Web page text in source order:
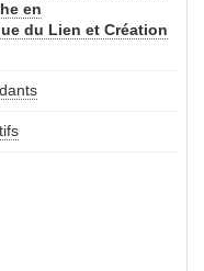
en
du Lien et Création